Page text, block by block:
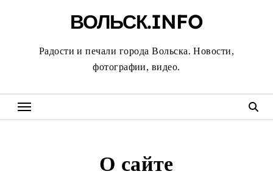
ВОЛЬСК.INFO
Радости и печали города Вольска. Новости,
фотографии, видео.
О сайте